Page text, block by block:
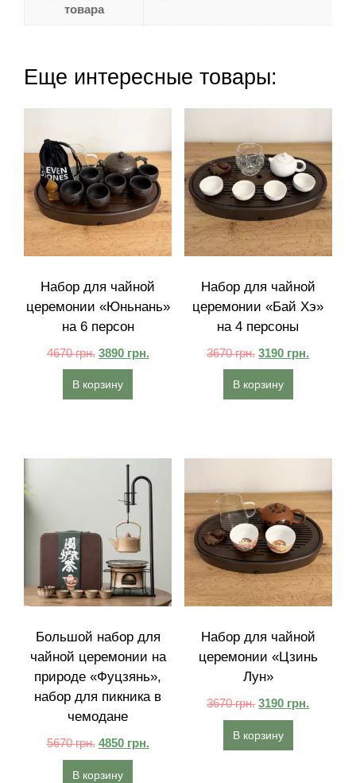
товара
Еще интересные товары:
Набор для чайной
церемонии «Юньнань»
на 6 персон
4670грн. 3890 грн.
В корзину
Набор для чайной
церемонии «Бай Хэ»
на 4 персоны
3670грн. 3190 грн.
В корзину
Большой набор для
чайной церемонии на
природе «Фуцзянь»,
набор для пикника в
чемодане
5670грн. 4850 грн.
В корзину
Набор для чайной
церемонии «Цзинь
Лун»
3670грн. 3190 грн.
В корзину